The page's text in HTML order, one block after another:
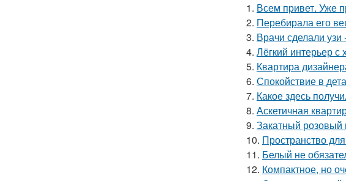
1. Всем привет. Уже
2. Перебирала его
3. Врачи сделали
4. Лёгкий интерьер с
5. Квартира
6. Спокойствие в
7. Какое здесь
8. Аскетичная
9. Закатный розовый
10. Пространство
11. Белый не
12. Компактное, но